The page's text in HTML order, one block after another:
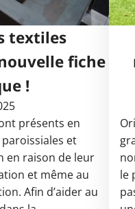
textiles
fiche
!
présents en
et
en raison de leur
et même au
Afin d’aider au
le